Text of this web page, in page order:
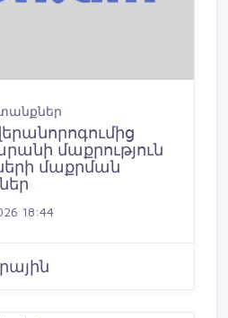
մաքրություն
մաքրման
18:44